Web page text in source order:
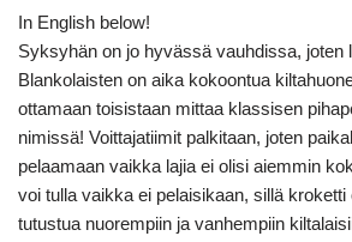
In English below!
Syksyhän on jo hyvässä vauhdissa, joten
Blankolaisten on aika kokoontua
ottamaan toisistaan mittaa klassisen
nimissä! Voittajatiimit palkitaan, joten
pelaamaan vaikka lajia ei olisi aiemmin
voi tulla vaikka ei pelaisikaan, sillä kroketti
tutustua nuorempiin ja vanhempiin